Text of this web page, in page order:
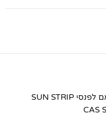
קייס מחוזק עם גלגלים מותאם לפנסי SUN STRIP